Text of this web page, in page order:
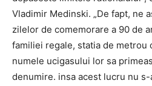
Vladimir Medinski. „De fapt, ne
zilelor de comemorare a 90 de
familiei regale, statia de metrou
numele ucigasului lor sa
denumire. insa acest lucru nu s-